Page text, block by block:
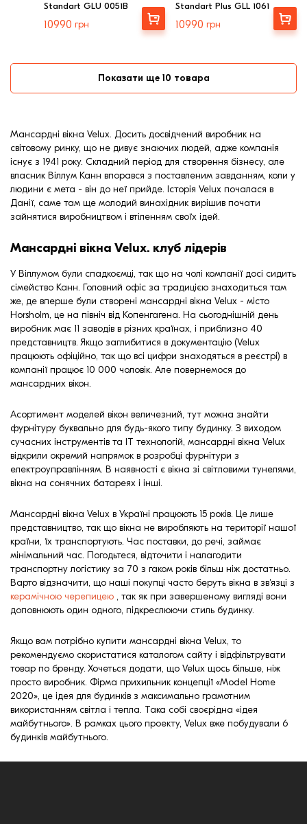
Standart GLU 0051B
10990 грн
Вибрати
Standart Plus GLL 1061
10990 грн
Вибрати
Показати ще 10 товара
Мансардні вікна Velux. Досить досвідчений виробник на
світовому ринку, що не дивує знаючих людей, адже компанія
існує з 1941 року. Складний період для створення бізнесу, але
власник Віллум Канн впорався з поставленим завданням, коли у
людини є мета - він до неї прийде. Історія Velux почалася в
Данії, саме там ще молодий винахідник вирішив почати
зайнятися виробництвом і втіленням своїх ідей.
Мансардні вікна Velux. клуб лідерів
У Віллумом були спадкоємці, так що на чолі компанії досі сидить
сімейство Канн. Головний офіс за традицією знаходиться там
же, де вперше були створені мансардні вікна Velux - місто
Horsholm, це на північ від Копенгагена. На сьогоднішній день
виробник має 11 заводів в різних країнах, і приблизно 40
представництв. Якщо заглибитися в документацію (Velux
працюють офіційно, так що всі цифри знаходяться в реєстрі) в
компанії працює 10 000 чоловік. Але повернемося до
мансардних вікон.
Асортимент моделей вікон величезний, тут можна знайти
фурнітуру буквально для будь-якого типу будинку. З виходом
сучасних інструментів та ІТ технологій, мансардні вікна Velux
відкрили окремий напрямок в розробці фурнітури з
електроуправлінням. В наявності є вікна зі світловими тунелями,
вікна на сонячних батареях і інші.
Мансардні вікна Velux в Україні працюють 15 років. Це лише
представництво, так що вікна не виробляють на території нашої
країни, їх транспортують. Час поставки, до речі, займає
мінімальний час. Погодьтеся, відточити і налагодити
транспортну логістику за 70 з гаком років більш ніж достатньо.
Варто відзначити, що наші покупці часто беруть вікна в зв'язці з
керамічною черепицею , так як при завершеному вигляді вони
доповнюють один одного, підкреслюючи стиль будинку.
Якщо вам потрібно купити мансардні вікна Velux, то
рекомендуємо скористатися каталогом сайту і відфільтрувати
товар по бренду. Хочеться додати, що Velux щось більше, ніж
просто виробник. Фірма прихильник концепції «Model Home
2020», це ідея для будинків з максимально грамотним
використанням світла і тепла. Така собі своєрідна «ідея
майбутнього». В рамках цього проекту, Velux вже побудували 6
будинків майбутнього.